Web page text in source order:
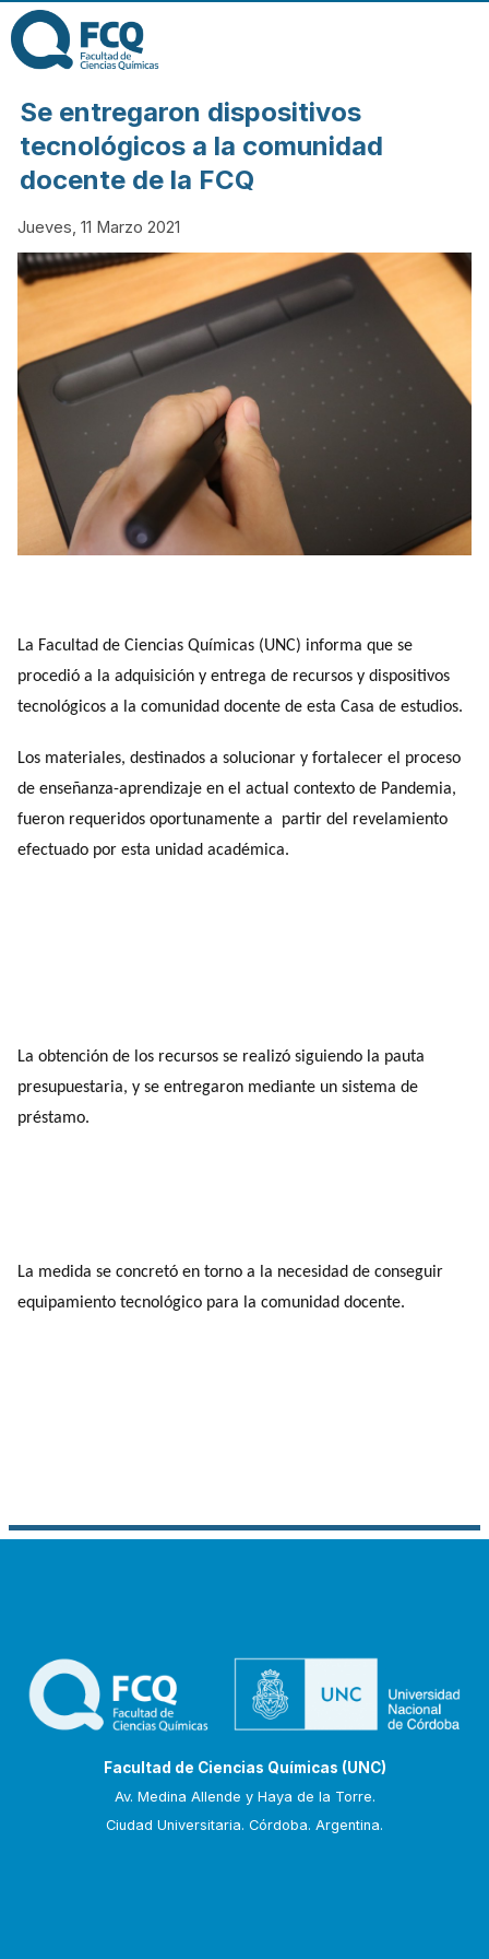
FACULTAD DE
CIENCIAS
LA
UNIVERSIDAD
NACIONAL DE
CÓRDOBA
Se entregaron dispositivos
tecnológicos a la comunidad
docente de la FCQ
Jueves, 11 Marzo 2021
La Facultad de Ciencias Químicas (UNC) informa que se
procedió a la adquisición y entrega de recursos y dispositivos
tecnológicos a la comunidad docente de esta Casa de estudios.
Los materiales, destinados a solucionar y fortalecer el proceso
de enseñanza-aprendizaje en el actual contexto de Pandemia,
fueron requeridos oportunamente a partir del revelamiento
efectuado por esta unidad académica.
La obtención de los recursos se realizó siguiendo la pauta
presupuestaria, y se entregaron mediante un sistema de
préstamo.
La medida se concretó en torno a la necesidad de conseguir
equipamiento tecnológico para la comunidad docente.
Facultad de Ciencias Químicas (UNC)
Av. Medina Allende y Haya de la Torre.
Ciudad Universitaria. Córdoba. Argentina.